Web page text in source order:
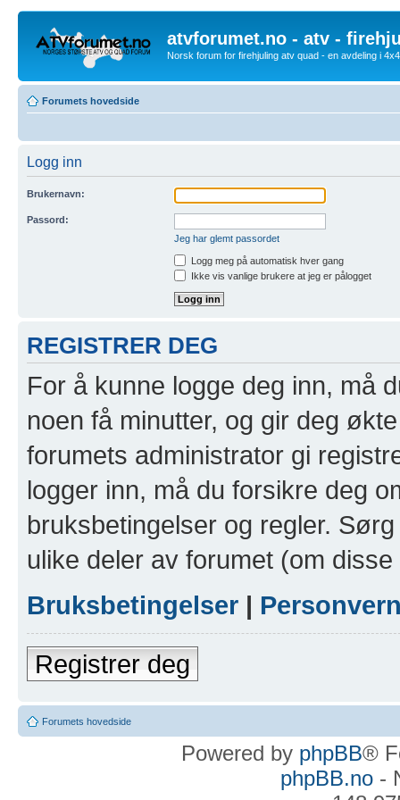
atvforumet.no - atv -
Norsk forum for firehjuling atv quad - en avdeling i
Forumets hovedside
Logg inn
Brukernavn:
Passord:
Jeg har glemt passordet
Logg meg på automatisk hver gang
Ikke vis vanlige brukere at jeg er pålogget
REGISTRER DEG
For å kunne logge deg inn, må
noen få minutter, og gir deg
forumets administrator gi
logger inn, må du forsikre deg
bruksbetingelser og regler.
ulike deler av forumet (om
Bruksbetingelser |
Registrer deg
Forumets hovedside
Powered by phpBB®
phpBB.no-